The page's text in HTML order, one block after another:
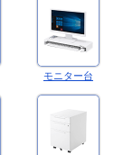
モニター台